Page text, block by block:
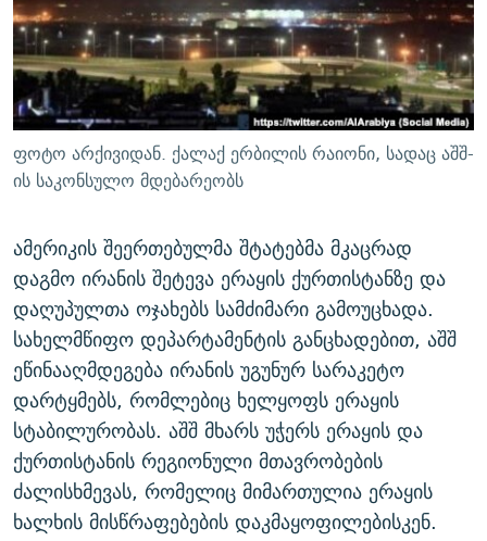
ᲛᲝᲚᲐᲞᲐᲠᲐᲙᲔ ᲢᲔᲥᲡᲢᲔᲑᲘ
ᲨᲘᲜ - ᲣᲪᲮᲝᲔᲗᲨᲘ
ᲚᲘᲢᲔᲠᲐᲢᲣᲠᲣᲚᲘ ᲬᲐᲮᲜᲐᲒᲔᲑᲘ
ᲐᲛᲔᲠᲘᲙᲣᲚᲘ ᲛᲝᲗᲮᲠᲝᲑᲐ
ᲘᲛᲞᲔᲠᲘᲐ ᲓᲐ ᲠᲐᲓᲘᲝ
ᲩᲔᲛᲘ ᲡᲘᲙᲕᲓᲘᲚᲘᲡ ᲛᲘᲖᲔᲖᲘᲐ COVID-19
11 ᲬᲔᲚᲘ - 11 ᲐᲛᲑᲐᲕᲘ
ᲡᲐᲞᲐᲠᲚᲐᲛᲔᲜᲢᲝ ᲐᲠᲩᲔᲕᲜᲔᲑᲘᲡ ᲘᲡᲢᲝᲠᲘᲐ
ᲑᲐᲕᲨᲕᲔᲑᲘ ᲞᲠᲝᲡᲢᲘᲢᲣᲪᲘᲐᲨᲘ - ᲐᲛᲝᲣᲗᲥᲛᲔᲚᲘ ᲐᲛᲑᲐᲕᲘ
5 ᲐᲛᲑᲐᲕᲘ - 20 ᲘᲕᲜᲘᲡᲡ ᲓᲐᲨᲐᲕᲔᲑᲣᲚᲔᲑᲘ
ПРИВЕТ ᲙᲣᲚᲢᲣᲠᲐ
ᲒᲐᲛᲝᲘᲬᲔᲠᲔ
რთე/რთ-ის ყველა საიტი
ფოტო არქივიდან. ქალაქ ერბილის რაიონი, სადაც აშშ-
ის საკონსულო მდებარეობს
ამერიკის შეერთებულმა შტატებმა მკაცრად
დაგმო ირანის შეტევა ერაყის ქურთისტანზე და
დაღუპულთა ოჯახებს სამძიმარი გამოუცხადა.
სახელმწიფო დეპარტამენტის განცხადებით, აშშ
ეწინააღმდეგება ირანის უგუნურ სარაკეტო
დარტყმებს, რომლებიც ხელყოფს ერაყის
სტაბილურობას. აშშ მხარს უჭერს ერაყის და
ქურთისტანის რეგიონული მთავრობების
ძალისხმევას, რომელიც მიმართულია ერაყის
ხალხის მისწრაფებების დაკმაყოფილებისკენ.